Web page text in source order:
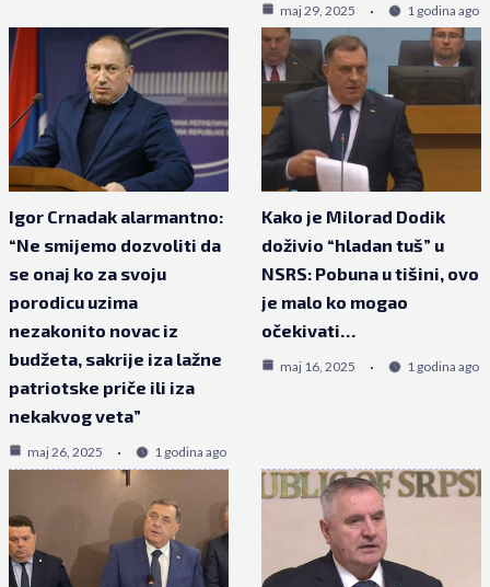
maj 29, 2025 1 godina ago
Igor Crnadak alarmantno:
“Ne smijemo dozvoliti da
se onaj ko za svoju
porodicu uzima
nezakonito novac iz
budžeta, sakrije iza lažne
patriotske priče ili iza
nekakvog veta”
maj 26, 2025 1 godina ago
Kako je Milorad Dodik
doživio “hladan tuš” u
NSRS: Pobuna u tišini, ovo
je malo ko mogao
očekivati…
maj 16, 2025 1 godina ago